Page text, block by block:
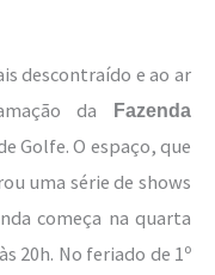
descontraído e ao ar
da
Fazenda
Golfe. O espaço, que
uma série de shows
começa na quarta
20h. No feriado de 1º